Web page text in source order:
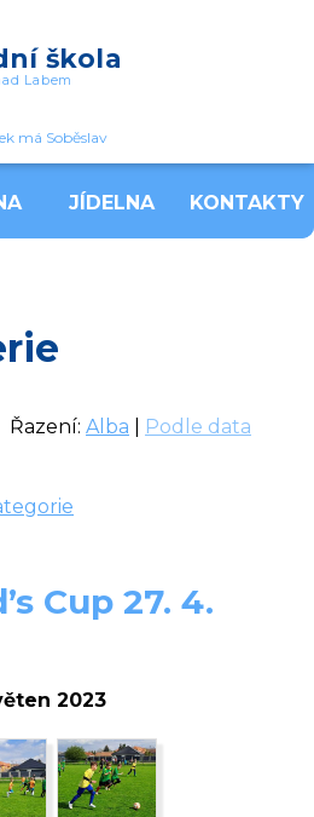
škola
Labem
má Soběslav
JÍDELNA KONTAKTY
Řazení: Alba Podle data
Cup 27. 4.
2023